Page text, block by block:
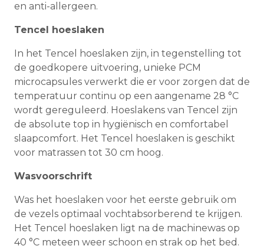
en anti-allergeen.
Tencel hoeslaken
In het Tencel hoeslaken zijn, in tegenstelling tot
de goedkopere uitvoering, unieke PCM
microcapsules verwerkt die er voor zorgen dat de
temperatuur continu op een aangename 28 °C
wordt gereguleerd. Hoeslakens van Tencel zijn
de absolute top in hygiënisch en comfortabel
slaapcomfort. Het Tencel hoeslaken is geschikt
voor matrassen tot 30 cm hoog.
Wasvoorschrift
Was het hoeslaken voor het eerste gebruik om
de vezels optimaal vochtabsorberend te krijgen.
Het Tencel hoeslaken ligt na de machinewas op
40 °C meteen weer schoon en strak op het bed.